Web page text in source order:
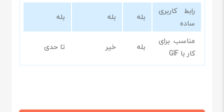
رابط کاربری
ساده
بله بله
بله
مناسب برای
کار با GIF
بله خیر تا حدی